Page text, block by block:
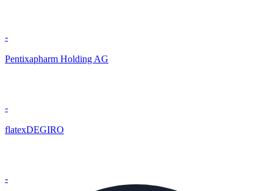
-
Pentixapharm Holding AG
-
flatexDEGIRO
-